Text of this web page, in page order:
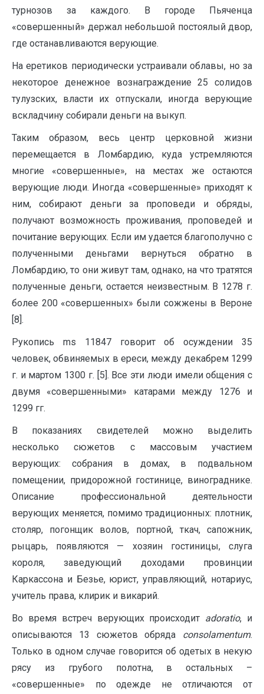
турнозов за каждого. В городе Пьяченца
«совершенный» держал небольшой постоялый двор,
где останавливаются верующие.
На еретиков периодически устраивали облавы, но за
некоторое денежное вознаграждение 25 солидов
тулузских, власти их отпускали, иногда верующие
вскладчину собирали деньги на выкуп.
Таким образом, весь центр церковной жизни
перемещается в Ломбардию, куда устремляются
многие «совершенные», на местах же остаются
верующие люди. Иногда «совершенные» приходят к
ним, собирают деньги за проповеди и обряды,
получают возможность проживания, проповедей и
почитание верующих. Если им удается благополучно с
полученными деньгами вернуться обратно в
Ломбардию, то они живут там, однако, на что тратятся
полученные деньги, остается неизвестным. В 1278 г.
более 200 «совершенных» были сожжены в Вероне
[8].
Рукопись ms 11847 говорит об осуждении 35
человек, обвиняемых в ереси, между декабрем 1299
г. и мартом 1300 г. [5]. Все эти люди имели общения с
двумя «совершенными» катарами между 1276 и
1299 гг.
В показаниях свидетелей можно выделить
несколько сюжетов с массовым участием
верующих: собрания в домах, в подвальном
помещении, придорожной гостинице, винограднике.
Описание профессиональной деятельности
верующих меняется, помимо традиционных: плотник,
столяр, погонщик волов, портной, ткач, сапожник,
рыцарь, появляются — хозяин гостиницы, слуга
короля, заведующий доходами провинции
Каркассона и Безье, юрист, управляющий, нотариус,
учитель права, клирик и викарий.
Во время встреч верующих происходит adoratio, и
описываются 13 сюжетов обряда consolamentum.
Только в одном случае говорится об одетых в некую
рясу из грубого полотна, в остальных –
«совершенные» по одежде не отличаются от